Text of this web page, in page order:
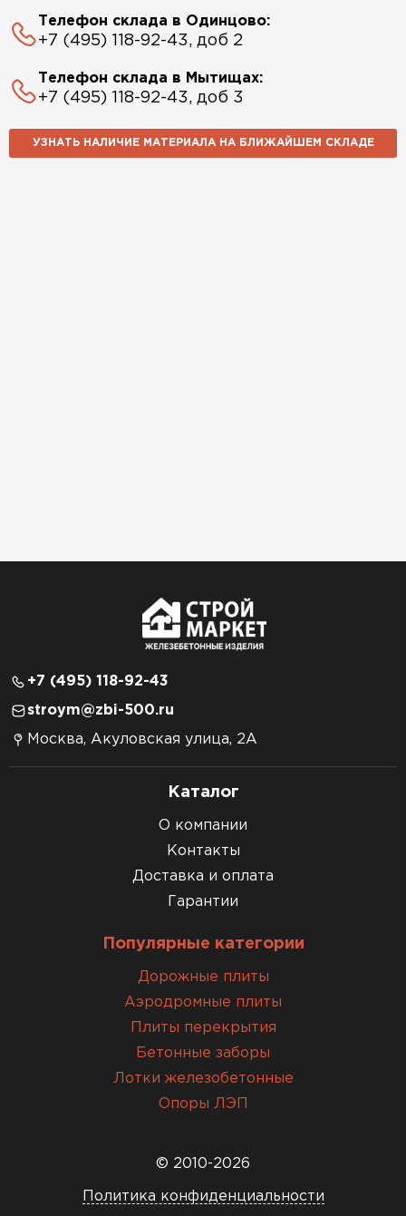
Телефон склада в Одинцово:
+7 (495) 118-92-43, доб 2
Телефон склада в Мытищах:
+7 (495) 118-92-43, доб 3
УЗНАТЬ НАЛИЧИЕ МАТЕРИАЛА НА БЛИЖАЙШЕМ СКЛАДЕ
+7 (495) 118-92-43
stroym@zbi-500.ru
Москва, Акуловская улица, 2А
Каталог
О компании
Контакты
Доставка и оплата
Гарантии
Популярные категории
Дорожные плиты
Аэродромные плиты
Плиты перекрытия
Бетонные заборы
Лотки железобетонные
Опоры ЛЭП
© 2010-2026
Политика конфиденциальности